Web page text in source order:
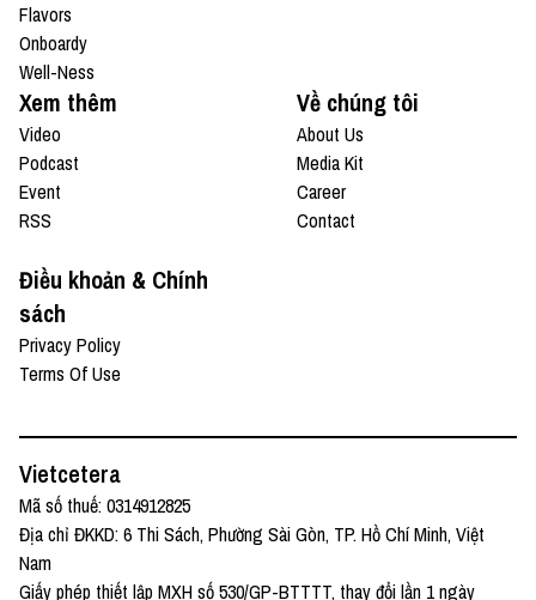
Flavors
Onboardy
Well-Ness
Xem thêm
Video
Podcast
Event
RSS
Về chúng tôi
About Us
Media Kit
Career
Contact
Điều khoản & Chính
sách
Privacy Policy
Terms Of Use
Vietcetera
Mã số thuế: 0314912825
Địa chỉ ĐKKD: 6 Thi Sách, Phường Sài Gòn, TP. Hồ Chí Minh, Việt
Nam
Giấy phép thiết lập MXH số 530/GP-BTTTT, thay đổi lần 1 ngày